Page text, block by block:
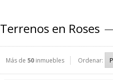
Terrenos en Roses
Más de 50 inmuebles Ordenar: